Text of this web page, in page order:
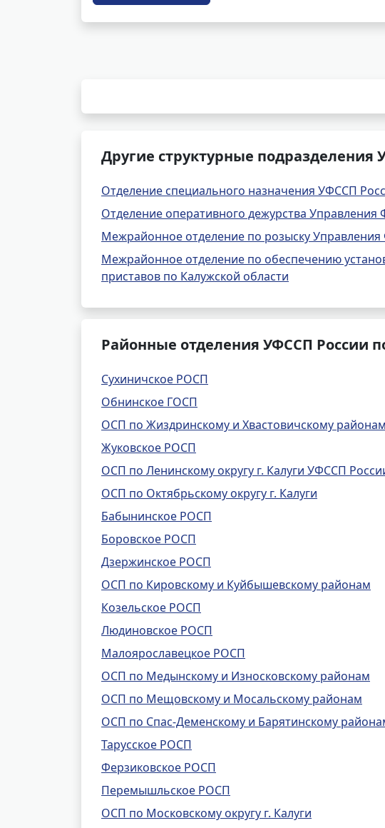
Другие структурные подразделения
Отделение специального назначения УФССП
Отделение оперативного дежурства
Межрайонное отделение по розыску
Межрайонное отделение по обеспечению
приставов по Калужской области
Районные отделения УФССП России
Сухиничское РОСП
Обнинское ГОСП
ОСП по Жиздринскому и Хвастовичскому районам
Жуковское РОСП
ОСП по Ленинскому округу г. Калуги УФССП
ОСП по Октябрьскому округу г. Калуги
Бабынинское РОСП
Боровское РОСП
Дзержинское РОСП
ОСП по Кировскому и Куйбышевскому районам
Козельское РОСП
Людиновское РОСП
Малоярославецкое РОСП
ОСП по Медынскому и Износковскому районам
ОСП по Мещовскому и Мосальскому районам
ОСП по Спас-Деменскому и Барятинскому
Тарусское РОСП
Ферзиковское РОСП
Перемышльское РОСП
ОСП по Московскому округу г. Калуги